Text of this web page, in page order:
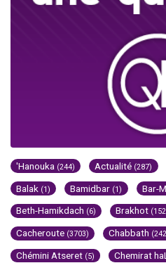
'Hanouka (244) Actualité (287)
Balak (1) Bamidbar (1) Bar-
Beth-Hamikdach (6) Brakhot
Cacheroute (3703) Chabbath
Chémini Atseret (5) Chemirat